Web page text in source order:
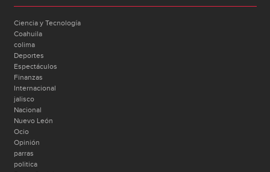
Ciencia y Tecnología
Coahuila
colima
Deportes
Espectáculos
Finanzas
Internacional
jalisco
Nacional
Nuevo León
Ocio
Opinión
parras
politica